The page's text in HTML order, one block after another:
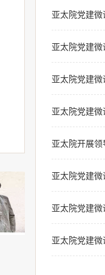
亚太院党建
亚太院党建
亚太院党建
亚太院党建
亚太院开展
亚太院党建
亚太院党建
亚太院党建